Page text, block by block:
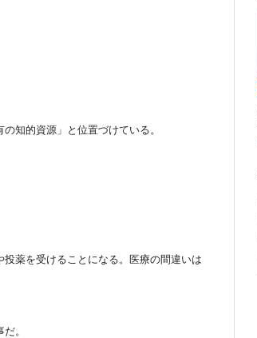
知的資源」と位置づけている。
薬を受けることになる。医療の間違いは
。